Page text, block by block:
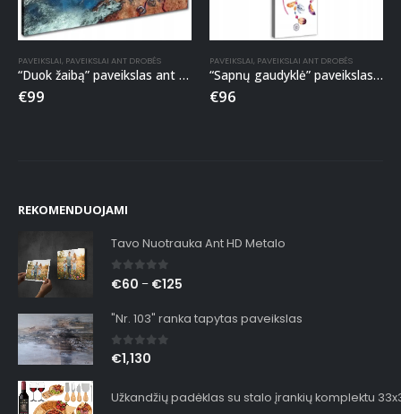
PAVEIKSLAI, PAVEIKSLAI ANT DROBĖS
“Duok žaibą” paveikslas ant drobės
€99
PAVEIKSLAI, PAVEIKSLAI ANT DROBĖS
“Sapnų gaudyklė” paveikslas ant drobės
€96
REKOMENDUOJAMI
Tavo Nuotrauka Ant HD Metalo
0out of 5
€60 – €125
"Nr. 103" ranka tapytas paveikslas
0out of 5
€1,130
Užkandžių padėklas su stalo įrankių komplektu